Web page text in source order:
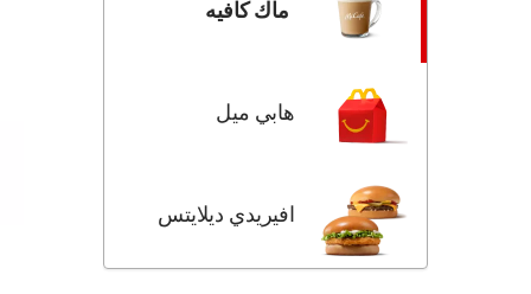
ماك كافيه
هابي ميل
افيريدي ديلايتس